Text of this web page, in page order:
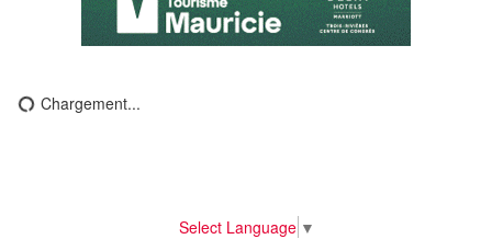
Chargement...
Select Language ▼